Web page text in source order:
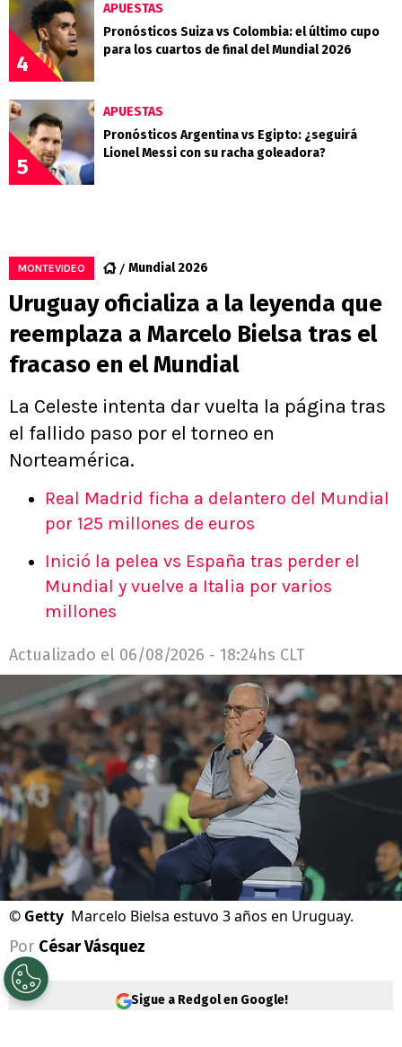
4
APUESTAS
Pronósticos Suiza vs Colombia: el último cupo
para los cuartos de final del Mundial 2026
5
APUESTAS
Pronósticos Argentina vs Egipto: ¿seguirá
Lionel Messi con su racha goleadora?
MONTEVIDEO Mundial 2026
Uruguay oficializa a la leyenda que
reemplaza a Marcelo Bielsa tras el
fracaso en el Mundial
La Celeste intenta dar vuelta la página tras
el fallido paso por el torneo en
Norteamérica.
Real Madrid ficha a delantero del Mundial
por 125 millones de euros
Inició la pelea vs España tras perder el
Mundial y vuelve a Italia por varios
millones
Actualizado el 06/08/2026 - 18:24hs CLT
© Getty Marcelo Bielsa estuvo 3 años en Uruguay.
Por César Vásquez
Sigue a Redgol en Google!